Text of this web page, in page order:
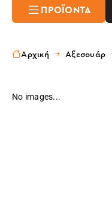
ΠΡΟΪΌΝΤΑ
Αρχική Αξεσουάρ
No images...